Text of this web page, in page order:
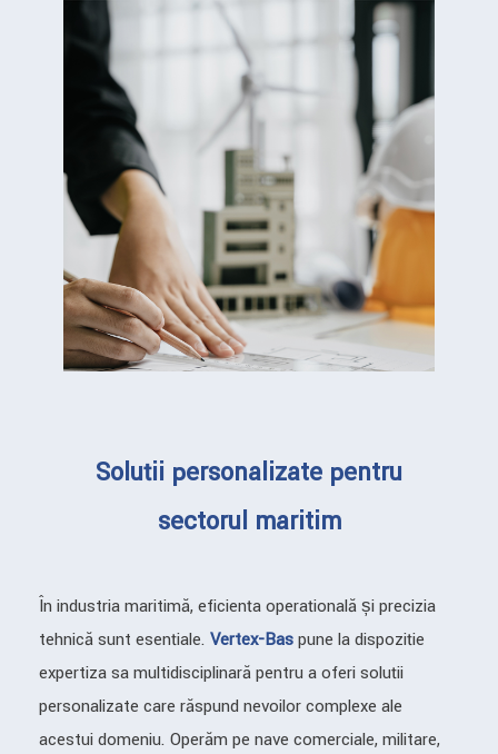
Soluții personalizate pentru
sectorul maritim
În industria maritimă, eficiența operațională și precizia
tehnică sunt esențiale. Vertex-Baspune la dispoziție
expertiza sa multidisciplinară pentru a oferi soluții
personalizate care răspund nevoilor complexe ale
acestui domeniu. Operăm pe nave comerciale, militare,